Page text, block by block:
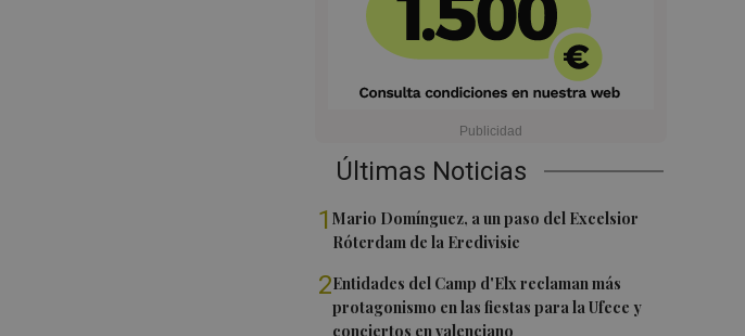
Últimas Noticias
1Mario Domínguez, a un paso del Excelsior
Róterdam de la Eredivisie
2Entidades del Camp d'Elx reclaman más
protagonismo en las fiestas para la Ufece y
conciertos en valenciano